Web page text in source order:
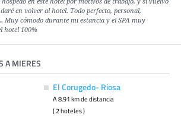
en volver al hotel. Todo perfecto, personal,
Muy cómodo durante mi estancia y el SPA muy
hotel 100%
A MIERES
El Corugedo- Riosa
A 8.91 km de distancia
( 2 hoteles )